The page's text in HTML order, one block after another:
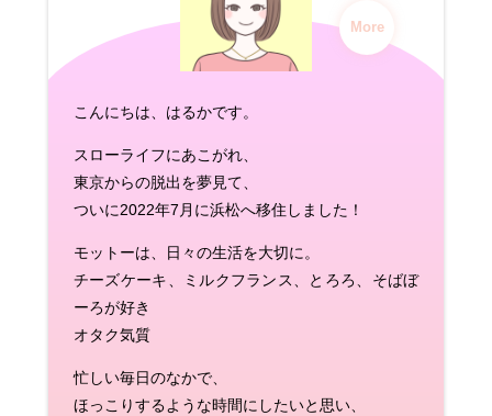
More
こんにちは、はるかです。
スローライフにあこがれ、
東京からの脱出を夢見て、
ついに2022年7月に浜松へ移住しました！
モットーは、日々の生活を大切に。
チーズケーキ、ミルクフランス、とろろ、そばぼ
ーろが好き
オタク気質
忙しい毎日のなかで、
ほっこりするような時間にしたいと思い、